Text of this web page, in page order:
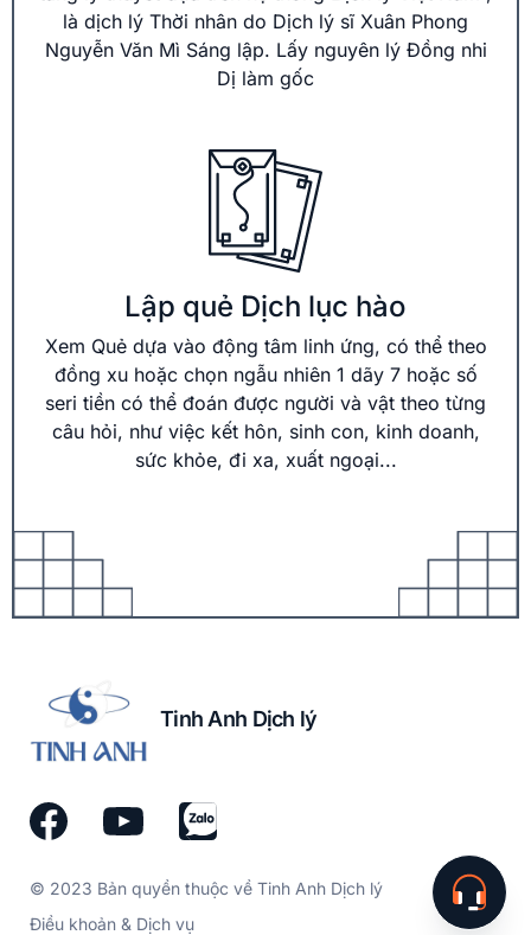
là dịch lý Thời nhân do Dịch lý sĩ Xuân Phong
Nguyễn Văn Mì Sáng lập. Lấy nguyên lý Đồng nhi
Dị làm gốc
Lập quẻ Dịch lục hào
Xem Quẻ dựa vào động tâm linh ứng, có thể theo
đồng xu hoặc chọn ngẫu nhiên 1 dãy 7 hoặc số
seri tiền có thể đoán được người và vật theo từng
câu hỏi, như việc kết hôn, sinh con, kinh doanh,
sức khỏe, đi xa, xuất ngoại...
Tinh Anh Dịch lý
© 2023 Bản quyền thuộc về Tinh Anh Dịch lý
Điều khoản & Dịch vụ